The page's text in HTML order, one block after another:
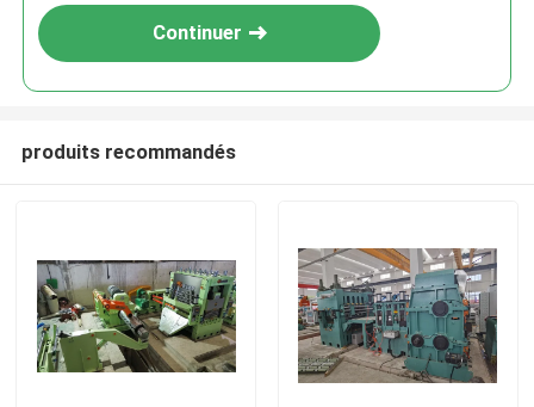
Continuer
produits recommandés